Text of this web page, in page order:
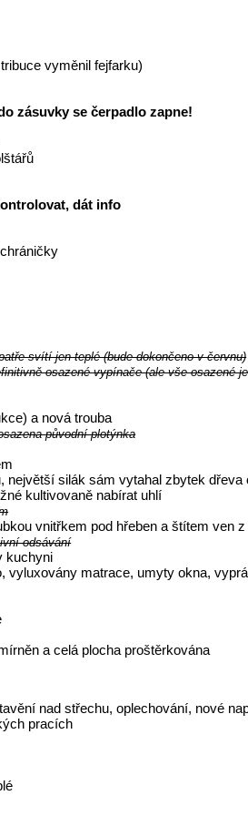
vyměnil fejfarku)
zásuvky se čerpadlo zapne!
dát info
svítí jen teplé (bude dokončeno v červnu)
osazené vypínače (ale vše osazené
a nová trouba
původní plotýnka
silák sám vytahal zbytek dřeva
kultivovaně nabírat uhlí
vnitřkem pod hřeben a štítem ven
odsávání
kuchyni
vyluxovány matrace, umyty okna,
a celá plocha proštěrkována
nad střechu, oplechování, nové
pracích